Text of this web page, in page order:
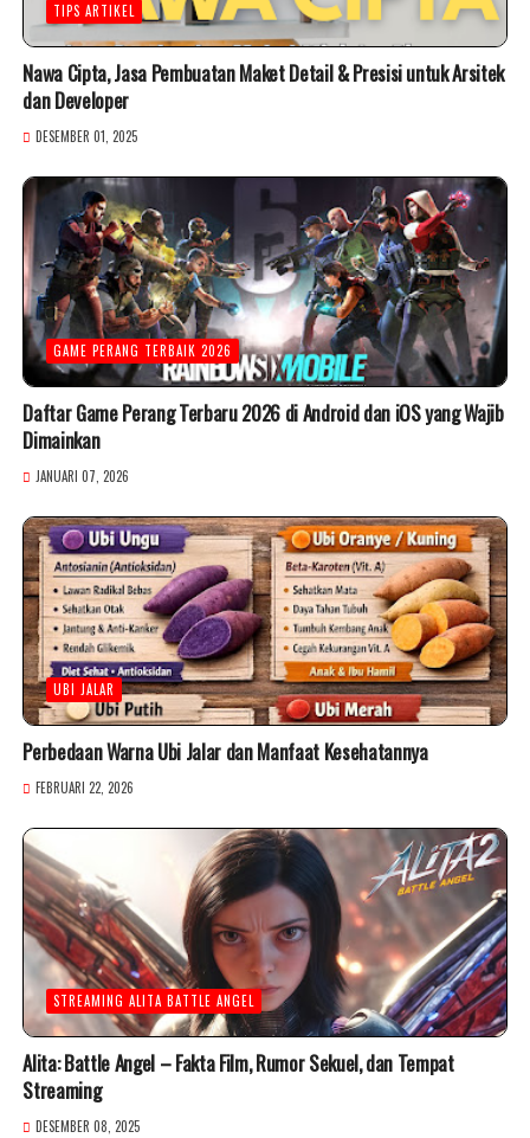
TIPS ARTIKEL
Nawa Cipta, Jasa Pembuatan Maket Detail & Presisi untuk Arsitek
dan Developer
DESEMBER 01, 2025
GAME PERANG TERBAIK 2026
Daftar Game Perang Terbaru 2026 di Android dan iOS yang Wajib
Dimainkan
JANUARI 07, 2026
UBI JALAR
Perbedaan Warna Ubi Jalar dan Manfaat Kesehatannya
FEBRUARI 22, 2026
STREAMING ALITA BATTLE ANGEL
Alita: Battle Angel – Fakta Film, Rumor Sekuel, dan Tempat
Streaming
DESEMBER 08, 2025